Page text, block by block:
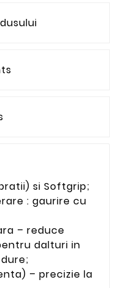
si Softgrip;
: gaurire cu
– reduce
dalturi in
– precizie la